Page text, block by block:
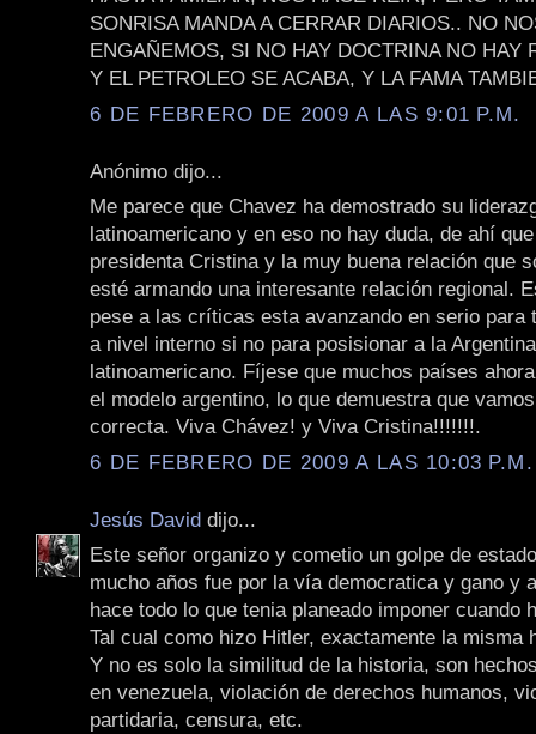
SONRISA MANDA A CERRAR DIARIOS.. NO
ENGAÑEMOS, SI NO HAY DOCTRINA NO HAY
Y EL PETROLEO SE ACABA, Y LA FAMA
6 DE FEBRERO DE 2009 A LAS 9:01 P.M.
Anónimo dijo...
Me parece que Chavez ha demostrado su
latinoamericano y en eso no hay duda, de ahí
presidenta Cristina y la muy buena relación que
esté armando una interesante relación regional.
pese a las críticas esta avanzando en serio para
a nivel interno si no para posisionar a la
latinoamericano. Fíjese que muchos países
el modelo argentino, lo que demuestra que
correcta. Viva Chávez! y Viva Cristina!!!!!!!.
6 DE FEBRERO DE 2009 A LAS 10:03 P.M.
Jesús David dijo...
Este señor organizo y cometio un golpe de
mucho años fue por la vía democratica y gano y
hace todo lo que tenia planeado imponer cuando
Tal cual como hizo Hitler, exactamente la misma
Y no es solo la similitud de la historia, son
en venezuela, violación de derechos humanos,
partidaria, censura, etc.